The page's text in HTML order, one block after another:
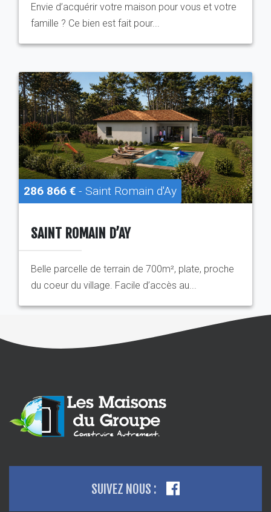
Envie d’acquérir votre maison pour vous et votre
famille ? Ce bien est fait pour...
286 866 € - Saint Romain d'Ay
SAINT ROMAIN D’AY
Belle parcelle de terrain de 700m², plate, proche
du coeur du village. Facile d’accès au...
SUIVEZ NOUS :